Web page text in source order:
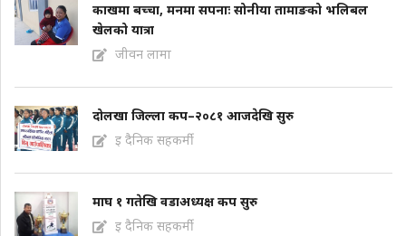
काखमा बच्चा, मनमा सपनाः सोनीया तामाङको भलिबल
खेलको यात्रा
जीवन लामा
दोलखा जिल्ला कप–२०८१ आजदेखि सुरु
इ दैनिक सहकर्मी
माघ १ गतेखि वडाअध्यक्ष कप सुरु
इ दैनिक सहकर्मी